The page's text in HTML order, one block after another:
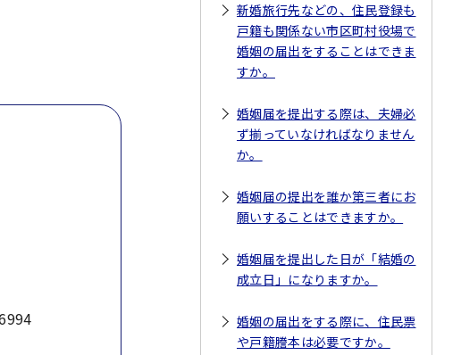
新婚旅行先などの、住民登録も
戸籍も関係ない市区町村役場で
婚姻の届出をすることはできま
すか。
婚姻届を提出する際は、夫婦必
ず揃っていなければなりません
か。
婚姻届の提出を誰か第三者にお
願いすることはできますか。
婚姻届を提出した日が「結婚の
成立日」になりますか。
婚姻の届出をする際に、住民票
や戸籍謄本は必要ですか。